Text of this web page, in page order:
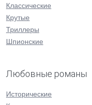
Классические
Крутые
Триллеры
Шпионские
Любовные романы
Исторические